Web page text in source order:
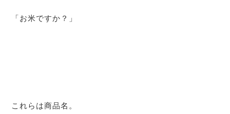
「お米ですか？」
これらは商品名。